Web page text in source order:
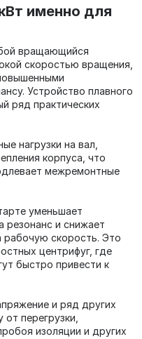
именно для
вращающийся
скоростью вращения,
Устройство плавного
ряд практических
нагрузки на вал,
корпуса, что
межремонтные
уменьшает
резонанс и снижает
рабочую скорость. Это
центрифуг, где
быстро привести к
и ряд других
перегрузки,
изоляции и других